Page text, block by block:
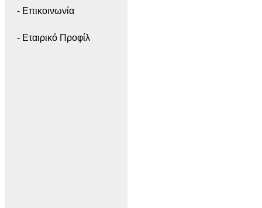
- Επικοινωνία
- Εταιρικό Προφίλ